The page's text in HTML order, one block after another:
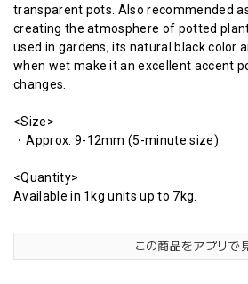
transparent pots. Also recommended
creating the atmosphere of potted
used in gardens, its natural black color
when wet make it an excellent accent
changes.
<Size>
・Approx. 9-12mm (5-minute size)
<Quantity>
Available in 1kg units up to 7kg.
この商品をアプリで